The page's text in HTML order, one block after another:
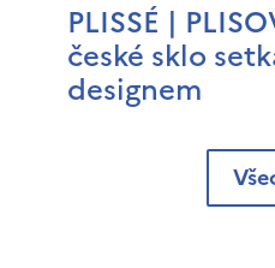
PLISSÉ |
české sklo
designem